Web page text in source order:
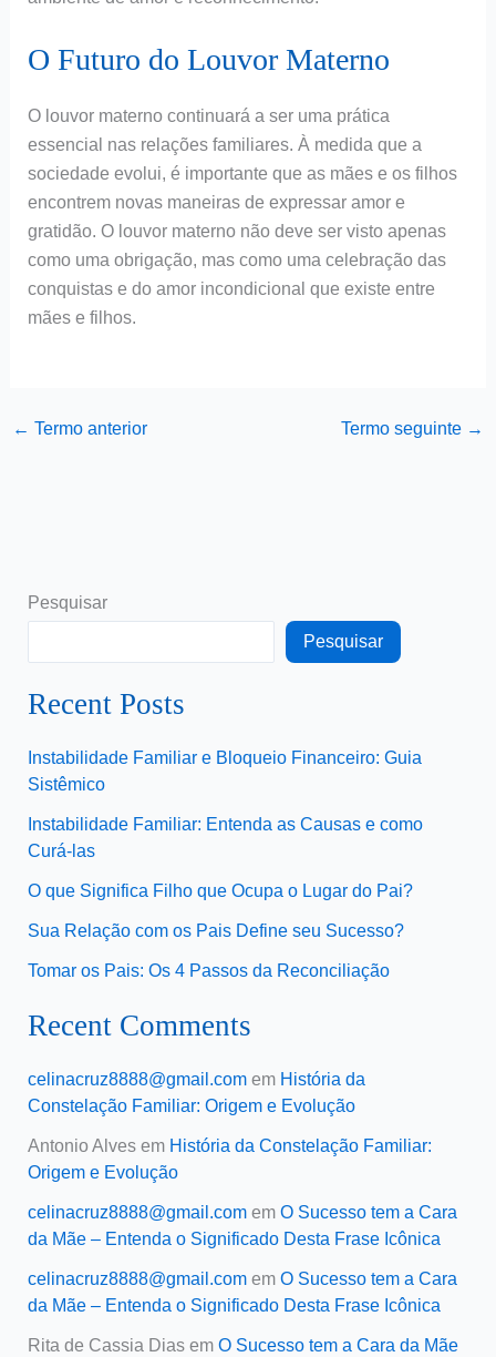
O Futuro do Louvor Materno
O louvor materno continuará a ser uma prática
essencial nas relações familiares. À medida que a
sociedade evolui, é importante que as mães e os filhos
encontrem novas maneiras de expressar amor e
gratidão. O louvor materno não deve ser visto apenas
como uma obrigação, mas como uma celebração das
conquistas e do amor incondicional que existe entre
mães e filhos.
← Termo anterior Termo seguinte →
Pesquisar
Pesquisar
Recent Posts
Instabilidade Familiar e Bloqueio Financeiro: Guia
Sistêmico
Instabilidade Familiar: Entenda as Causas e como
Curá-las
O que Significa Filho que Ocupa o Lugar do Pai?
Sua Relação com os Pais Define seu Sucesso?
Tomar os Pais: Os 4 Passos da Reconciliação
Recent Comments
celinacruz8888@gmail.comem História da
Constelação Familiar: Origem e Evolução
Antonio Alvesem História da Constelação Familiar:
Origem e Evolução
celinacruz8888@gmail.comem O Sucesso tem a Cara
da Mãe – Entenda o Significado Desta Frase Icônica
celinacruz8888@gmail.comem O Sucesso tem a Cara
da Mãe – Entenda o Significado Desta Frase Icônica
Rita de Cassia Diasem O Sucesso tem a Cara da Mãe